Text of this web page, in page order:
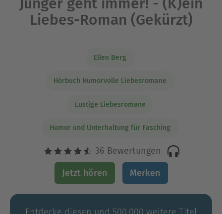
Liebes-Roman (Gekürzt)
Ellen Berg
Hörbuch Humorvolle Liebesromane
Lustige Liebesromane
Humor und Unterhaltung für Fasching
36 Bewertungen
Jetzt hören Merken